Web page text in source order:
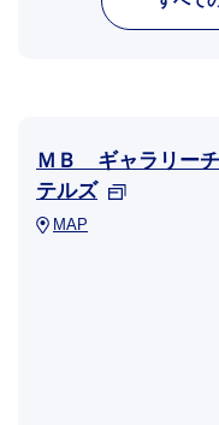
ＭＢ ギャラリー
テルズ
MAP